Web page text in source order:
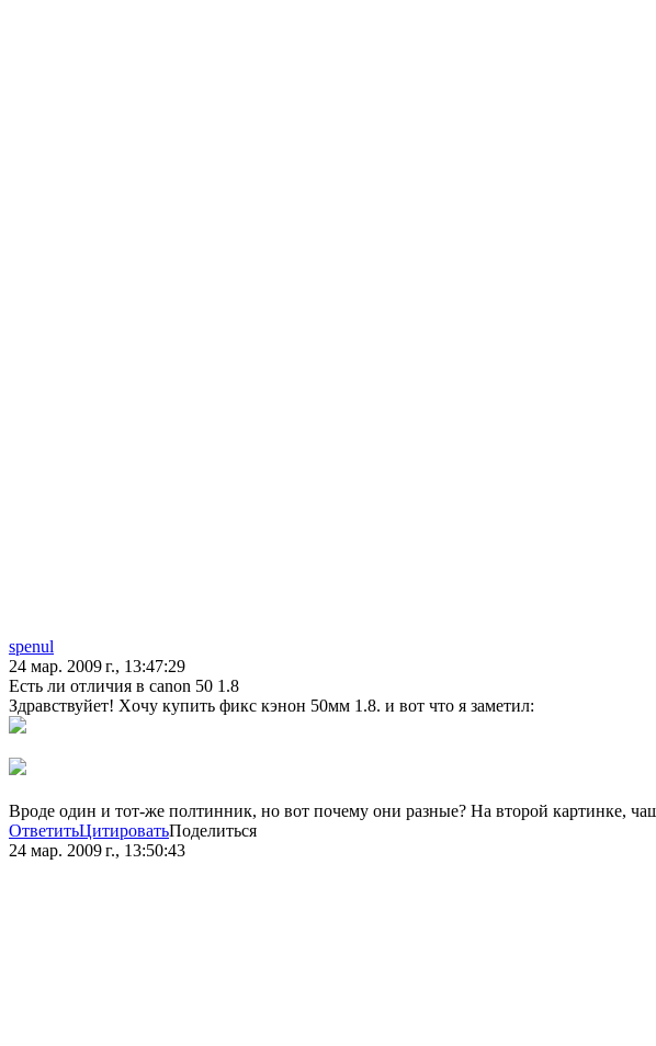
spenul
24 мар. 2009 г., 13:47:29
Есть ли отличия в canon 50 1.8
Здравствуйет! Xочу купить фикс кэнон 50мм 1.8. и вот что я заметил:
Вроде один и тот-же полтинник, но вот почему они разные? На второй картинке,
ОтветитьЦитироватьПоделиться
24 мар. 2009 г., 13:50:43